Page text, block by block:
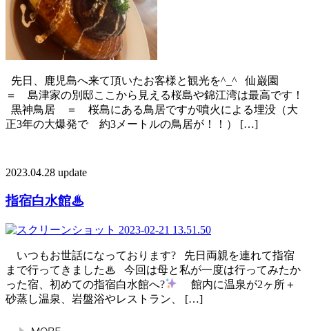
先日、鹿児島へ来て頂いたお客様と観光を^_^ 仙巌園
＝ 島津家の別邸ここから見える桜島や錦江湾は最高です！
黒神鳥居 ＝ 桜島にある鳥居ですが噴火による埋没（大
正3年の大爆発で 約3メートルの鳥居が！！） […]
2023.04.28 update
指宿白水館♨︎
いつもお世話になっております? 先日両親を連れて指宿
まで行ってきました♨︎ 今回は母と私が一度は行ってみたか
った宿、初めての指宿白水館へ?
館内に温泉が2ヶ所＋
砂蒸し温泉、岩盤浴やレストラン、 […]